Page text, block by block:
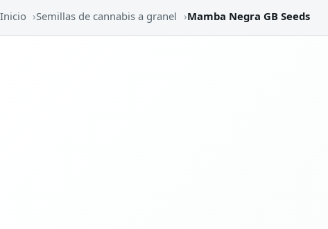
Inicio ›Semillas de cannabis a granel ›Mamba Negra GB Seeds